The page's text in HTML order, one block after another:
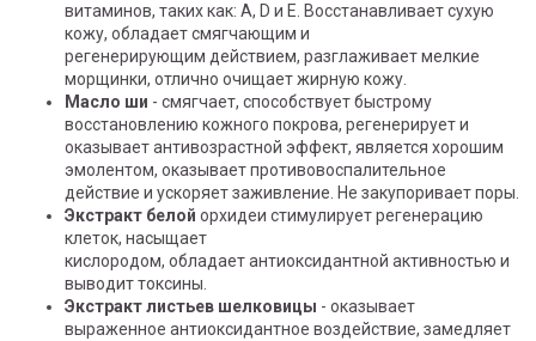
витаминов, таких как: A, D и Е. Восстанавливает сухую
кожу, обладает смягчающим и
регенерирующим действием, разглаживает мелкие
морщинки, отлично очищает жирную кожу.
Масло ши - смягчает, способствует быстрому
восстановлению кожного покрова, регенерирует и
оказывает антивозрастной эффект, является хорошим
эмолентом, оказывает противовоспалительное
действие и ускоряет заживление. Не закупоривает поры.
Экстракт белой орхидеи стимулирует регенерацию
клеток, насыщает
кислородом, обладает антиоксидантной активностью и
выводит токсины.
Экстракт листьев шелковицы - оказывает
выраженное антиоксидантное воздействие, замедляет